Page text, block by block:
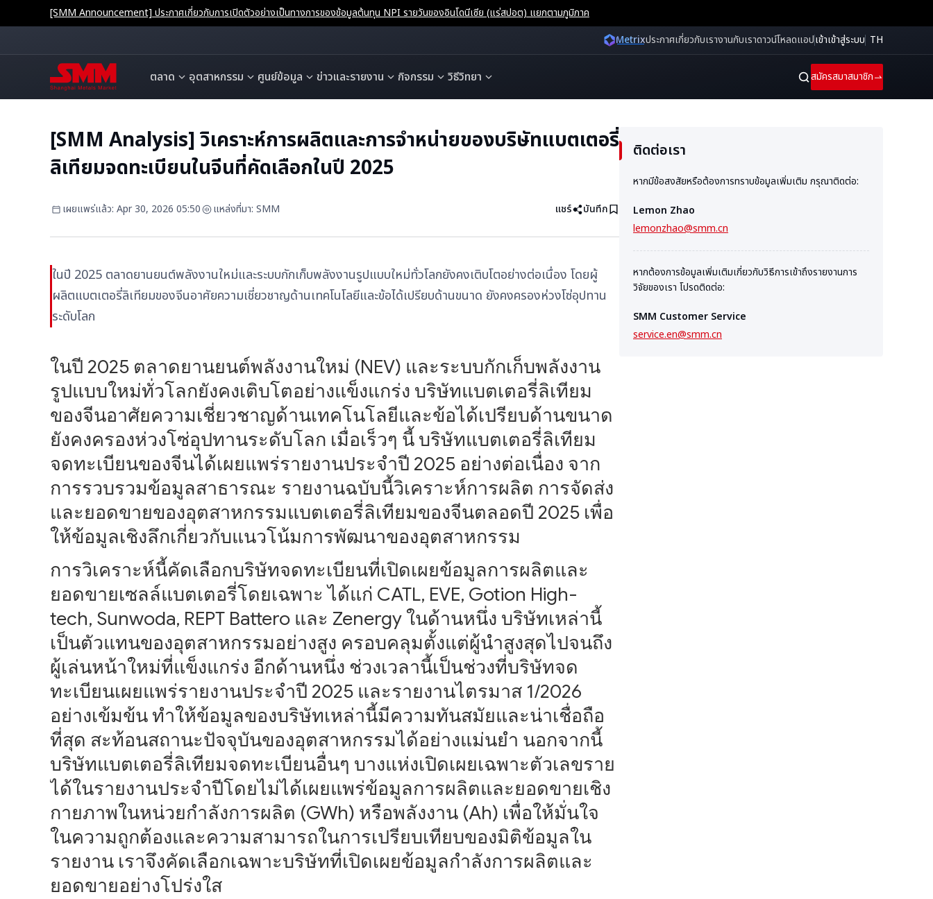
[SMM Announcement] ประกาศเกี่ยวกับการเปิดตัวอย่างเป็นทางการของข้อมูลต้นทุน NPI รายวันของอินโดนีเซีย (แร่สปอต) แยกตามภูมิภาค
Metrixประกาศเกี่ยวกับเรางานกับเราดาวน์โหลดแอปเข้าเข้าสู่ระบบ TH
ตลาด อุตสาหกรรม ศูนย์ข้อมูล ข่าวและรายงาน กิจกรรม วิธีวิทยา สมัครสมาสมาชิก
[SMM Analysis] วิเคราะห์การผลิตและการจำหน่ายของบริษัทแบตเตอรี่
ลิเทียมจดทะเบียนในจีนที่คัดเลือกในปี 2025
เผยแพร่แล้ว: Apr 30, 2026 05:50 แหล่งที่มา: SMM แชร์ บันทึก
ในปี 2025 ตลาดยานยนต์พลังงานใหม่และระบบกักเก็บพลังงานรูปแบบใหม่ทั่วโลกยังคงเติบโตอย่างต่อเนื่อง โดยผู้
ผลิตแบตเตอรี่ลิเทียมของจีนอาศัยความเชี่ยวชาญด้านเทคโนโลยีและข้อได้เปรียบด้านขนาด ยังคงครองห่วงโซ่อุปทาน
ระดับโลก
ในปี 2025 ตลาดยานยนต์พลังงานใหม่ (NEV) และระบบกักเก็บพลังงาน
รูปแบบใหม่ทั่วโลกยังคงเติบโตอย่างแข็งแกร่ง บริษัทแบตเตอรี่ลิเทียม
ของจีนอาศัยความเชี่ยวชาญด้านเทคโนโลยีและข้อได้เปรียบด้านขนาด
ยังคงครองห่วงโซ่อุปทานระดับโลก เมื่อเร็วๆ นี้ บริษัทแบตเตอรี่ลิเทียม
จดทะเบียนของจีนได้เผยแพร่รายงานประจำปี 2025 อย่างต่อเนื่อง จาก
การรวบรวมข้อมูลสาธารณะ รายงานฉบับนี้วิเคราะห์การผลิต การจัดส่ง
และยอดขายของอุตสาหกรรมแบตเตอรี่ลิเทียมของจีนตลอดปี 2025 เพื่อ
ให้ข้อมูลเชิงลึกเกี่ยวกับแนวโน้มการพัฒนาของอุตสาหกรรม
การวิเคราะห์นี้คัดเลือกบริษัทจดทะเบียนที่เปิดเผยข้อมูลการผลิตและ
ยอดขายเซลล์แบตเตอรี่โดยเฉพาะ ได้แก่ CATL, EVE, Gotion High-
tech, Sunwoda, REPT Battero และ Zenergy ในด้านหนึ่ง บริษัทเหล่านี้
เป็นตัวแทนของอุตสาหกรรมอย่างสูง ครอบคลุมตั้งแต่ผู้นำสูงสุดไปจนถึง
ผู้เล่นหน้าใหม่ที่แข็งแกร่ง อีกด้านหนึ่ง ช่วงเวลานี้เป็นช่วงที่บริษัทจด
ทะเบียนเผยแพร่รายงานประจำปี 2025 และรายงานไตรมาส 1/2026
อย่างเข้มข้น ทำให้ข้อมูลของบริษัทเหล่านี้มีความทันสมัยและน่าเชื่อถือ
ที่สุด สะท้อนสถานะปัจจุบันของอุตสาหกรรมได้อย่างแม่นยำ นอกจากนี้
บริษัทแบตเตอรี่ลิเทียมจดทะเบียนอื่นๆ บางแห่งเปิดเผยเฉพาะตัวเลขราย
ได้ในรายงานประจำปีโดยไม่ได้เผยแพร่ข้อมูลการผลิตและยอดขายเชิง
กายภาพในหน่วยกำลังการผลิต (GWh) หรือพลังงาน (Ah) เพื่อให้มั่นใจ
ในความถูกต้องและความสามารถในการเปรียบเทียบของมิติข้อมูลใน
รายงาน เราจึงคัดเลือกเฉพาะบริษัทที่เปิดเผยข้อมูลกำลังการผลิตและ
ยอดขายอย่างโปร่งใส
ติดต่อเรา
หากมีข้อสงสัยหรือต้องการทราบข้อมูลเพิ่มเติม กรุณาติดต่อ:
Lemon Zhao
lemonzhao@smm.cn
หากต้องการข้อมูลเพิ่มเติมเกี่ยวกับวิธีการเข้าถึงรายงานการ
วิจัยของเรา โปรดติดต่อ:
SMM Customer Service
service.en@smm.cn